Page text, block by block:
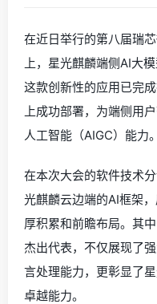
在近日举行的第八届瑞
上，星光麒麟端侧AI大模
这款创新性的应用已完
上成功部署，为端侧用
人工智能（AIGC）能力。
在本次大会的软件技术
光麒麟云边端的AI框架
厚积累和前瞻布局。其
杰出代表，不仅展现了
言处理能力，更彰显了
卓越能力。